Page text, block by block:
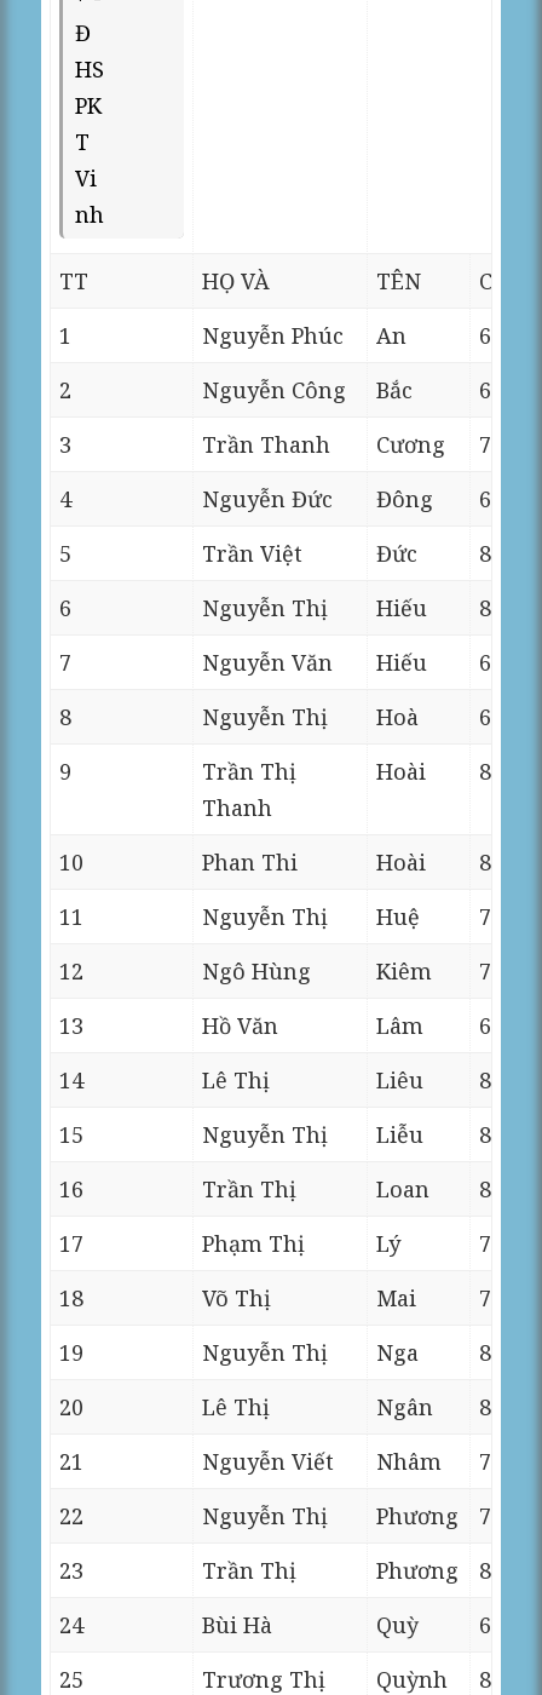
Đ
HS
PK
T
Vi
nh
TT HỌ VÀ TÊN
C.Trị
1
Nguyễn Phúc An
6
2
Nguyễn Công Bắc
6
3
Trần Thanh Cương
7
4
Nguyễn Đức Đông
6
5
Trần Việt Đức
8
6
Nguyễn Thị Hiếu
8
7
Nguyễn Văn Hiếu
6
8
Nguyễn Thị Hoà
6
9
Trần Thị
Thanh
Hoài 8
10 Phan Thi Hoài
8
11
Nguyễn Thị Huệ
7
12
Ngô Hùng Kiêm
7
13
Hồ Văn Lâm
6
14
Lê Thị Liêu
8
15
Nguyễn Thị Liễu
8
16
Trần Thị Loan
8
17
Phạm Thị Lý
7
18
Võ Thị Mai
7
19
Nguyễn Thị Nga
8
20
Lê Thị Ngân
8
21
Nguyễn Viết Nhâm
7
22
Nguyễn Thị Phương
7
23
Trần Thị Phương
8
24
Bùi Hà Quỳ
6
25
Trương Thị
Quỳnh 8